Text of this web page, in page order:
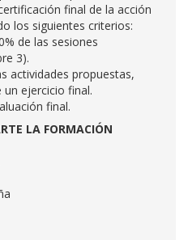
final de la acción
los siguientes criterios:
de las sesiones
3).
actividades propuestas,
un ejercicio final.
final.
LA FORMACIÓN